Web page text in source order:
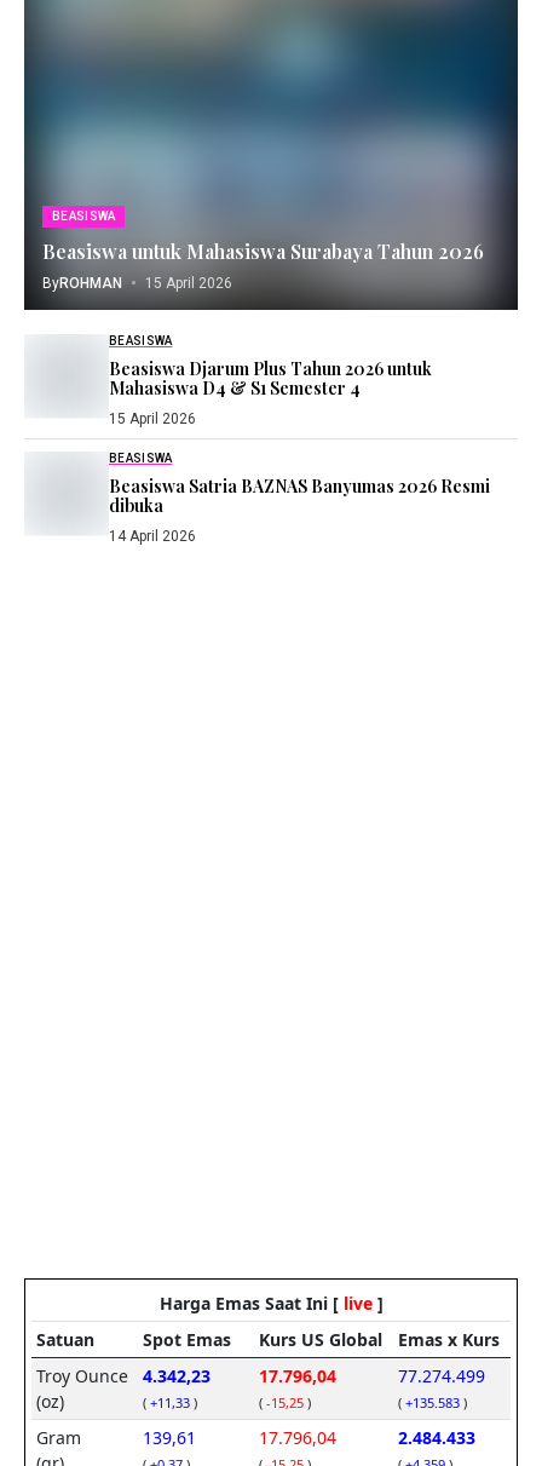
BEASISWA
Beasiswa untuk Mahasiswa Surabaya Tahun 2026
ByROHMAN 15 April 2026
BEASISWA
Beasiswa Djarum Plus Tahun 2026 untuk
Mahasiswa D4 & S1 Semester 4
15 April 2026
BEASISWA
Beasiswa Satria BAZNAS Banyumas 2026 Resmi
dibuka
14 April 2026